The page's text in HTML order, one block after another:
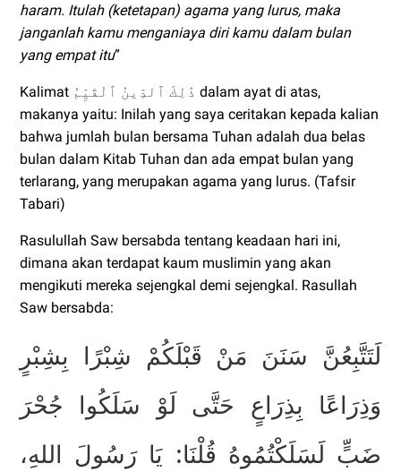
haram. Itulah (ketetapan) agama yang lurus, maka
janganlah kamu menganiaya diri kamu dalam bulan
yang empat itu”
Kalimat
dalam ayat di atas,
makanya yaitu: Inilah yang saya ceritakan kepada kalian
bahwa jumlah bulan bersama Tuhan adalah dua belas
bulan dalam Kitab Tuhan dan ada empat bulan yang
terlarang, yang merupakan agama yang lurus. (Tafsir
Tabari)
Rasulullah Saw bersabda tentang keadaan hari ini,
dimana akan terdapat kaum muslimin yang akan
mengikuti mereka sejengkal demi sejengkal. Rasullah
Saw bersabda:
لَتَتَّبِعُنَّ سَنَنَ مَنْ قَبْلَكُمْ شِبْرًا بِشِبْرٍ
وَذِرَاعًا بِذِرَاعٍ حَتَّى لَوْ سَلَكُوا جُحْرَ
ضَبٍّ لَسَلَكْتُمُوهُ قُلْنَا: يَا رَسُولَ اللهِ،